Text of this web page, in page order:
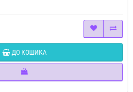
ДО КОШИКА